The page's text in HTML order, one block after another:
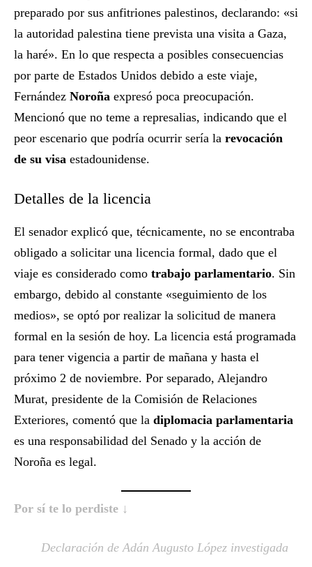
preparado por sus anfitriones palestinos, declarando: «si
la autoridad palestina tiene prevista una visita a Gaza,
la haré». En lo que respecta a posibles consecuencias
por parte de Estados Unidos debido a este viaje,
Fernández Noroña expresó poca preocupación.
Mencionó que no teme a represalias, indicando que el
peor escenario que podría ocurrir sería la revocación
de su visa estadounidense.
Detalles de la licencia
El senador explicó que, técnicamente, no se encontraba
obligado a solicitar una licencia formal, dado que el
viaje es considerado como trabajo parlamentario. Sin
embargo, debido al constante «seguimiento de los
medios», se optó por realizar la solicitud de manera
formal en la sesión de hoy. La licencia está programada
para tener vigencia a partir de mañana y hasta el
próximo 2 de noviembre. Por separado, Alejandro
Murat, presidente de la Comisión de Relaciones
Exteriores, comentó que la diplomacia parlamentaria
es una responsabilidad del Senado y la acción de
Noroña es legal.
Por sí te lo perdiste ↓
Declaración de Adán Augusto López investigada